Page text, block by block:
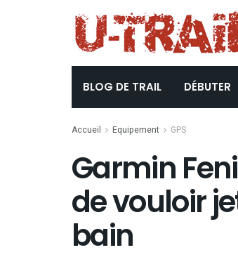
BLOG DE TRAIL DÉBUTER
Accueil Equipement GPS
Garmin
de vouloir
bain